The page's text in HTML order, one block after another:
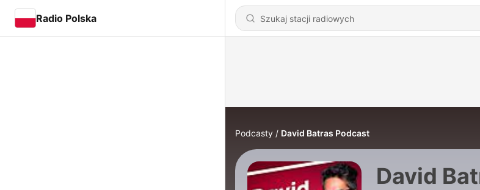
Radio Polska
Podcasty David Batras Podcast
David